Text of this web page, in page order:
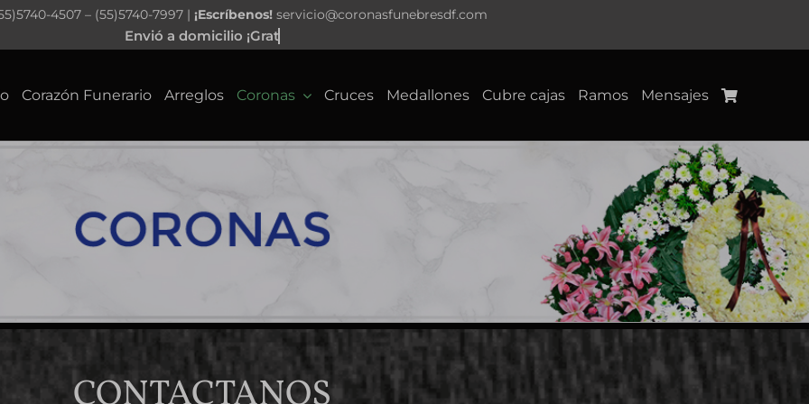
4507 – (55)5740-7997 | ¡Escríbenos!servicio@coronasfunebresdf.com
Corazón Funerario Arreglos Coronas Cruces Medallones Cubre cajas Ramos Mensajes